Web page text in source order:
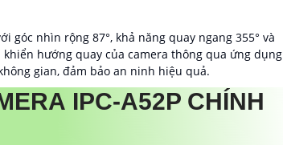
góc nhìn rộng 87°, khả năng quay ngang 355° và
hướng quay của camera thông qua ứng dụng
gian, đảm bảo an ninh hiệu quả.
IPC-A52P CHÍNH